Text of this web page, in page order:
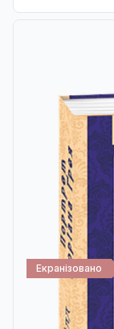
Екранізовано